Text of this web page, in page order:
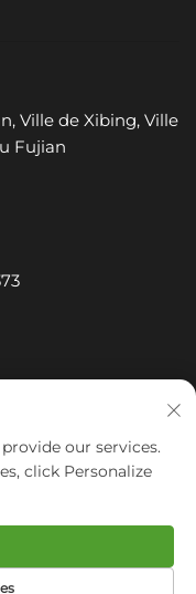
Ville de Xibing, Ville
Fujian
and Mechanical
Politique de
our services.
click Personalize